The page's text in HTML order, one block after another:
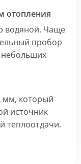
отопления
водяной. Чаще
пробор
небольших
мм, который
источник
теплоотдачи.
для